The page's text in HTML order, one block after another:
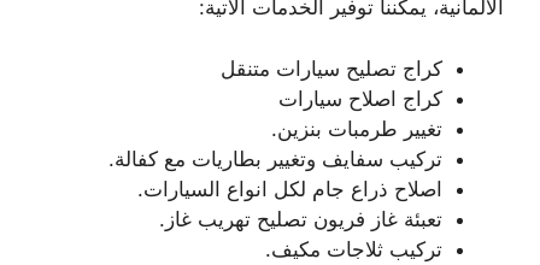
الالمانية، يمكننا توفير الخدمات الاتية:
كراج تصليح سيارات متنقل
كراج اصلاح سيارات
تغيير طرمبات بنزين.
تركيب سفايف وتغيير بطاريات مع كفالة.
اصلاح ذراع جام لكل انواع السيارات.
تعبئة غاز فريون تصليح تهريب غاز.
تركيب ثلاجات مكيف.